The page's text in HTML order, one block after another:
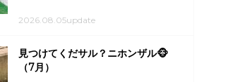
2026.08.05update
見つけてくだサル？ニホンザル🐵
（7月）